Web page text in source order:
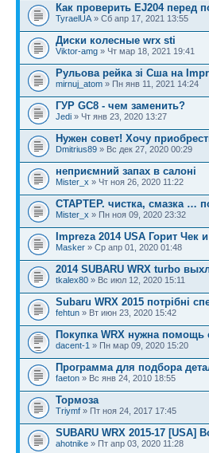
Как проверить EJ204 перед
TyraelUA » Сб апр 17, 2021 13:55
Диски колесные wrx sti
Viktor-amg » Чт мар 18, 2021 19:41
Рульова рейка зі Сша на
mirnuj_atom » Пн янв 11, 2021 14:24
ГУР GC8 - чем заменить?
Jedi » Чт янв 23, 2020 13:27
Нужен совет! Хочу
Dmitrius89 » Вс дек 27, 2020 00:29
неприємний запах в салоні
Mister_x » Чт ноя 26, 2020 11:22
СТАРТЕР. чистка, смазка …
Mister_x » Пн ноя 09, 2020 23:32
Impreza 2014 USA Горит Чек
Masker » Ср апр 01, 2020 01:48
2014 SUBARU WRX turbo
tkalex80 » Вс июл 12, 2020 15:11
Subaru WRX 2015 потрібні
fehtun » Вт июн 23, 2020 15:42
Покупка WRX нужна помощь
dacent-1 » Пн мар 09, 2020 15:20
Программа для подбора
faeton » Вс янв 24, 2010 18:55
Тормоза
Triymf » Пт ноя 24, 2017 17:45
SUBARU WRX 2015-17 [USA]
ahotnike » Пт апр 03, 2020 11:28